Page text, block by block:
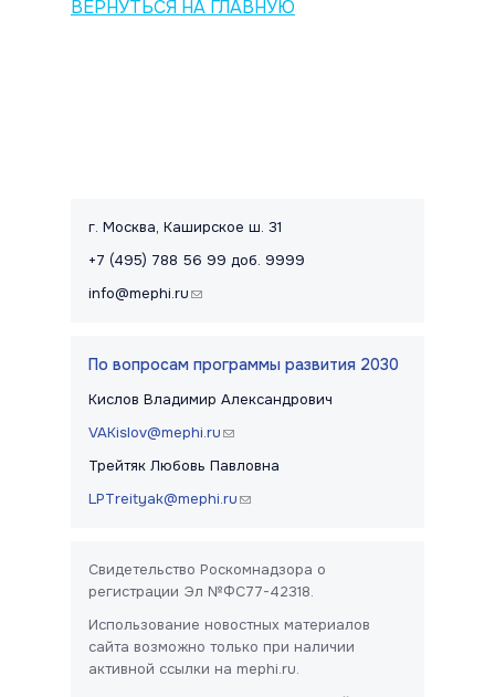
ВЕРНУТЬСЯ НА ГЛАВНУЮ
г. Москва, Каширское ш. 31
+7 (495) 788 56 99 доб. 9999
info@mephi.ru(link sends e-mail)
По вопросам программы развития 2030
Кислов Владимир Александрович
VAKislov@mephi.ru(link sends e-mail)
Трейтяк Любовь Павловна
LPTreityak@mephi.ru(link sends e-mail)
Свидетельство Роскомнадзора о
регистрации Эл №ФС77-42318.
Использование новостных материалов
сайта возможно только при наличии
активной ссылки на mephi.ru.